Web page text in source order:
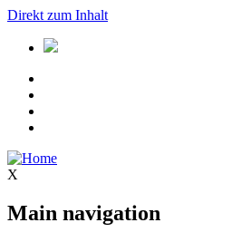
Direkt zum Inhalt
X
Main navigation